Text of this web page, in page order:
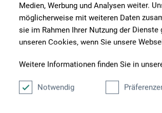
Medien, Werbung und Analysen weiter.
möglicherweise mit weiteren Daten
sie im Rahmen Ihrer Nutzung der
unseren Cookies, wenn Sie unsere
Weitere Informationen finden Sie in
Notwendig